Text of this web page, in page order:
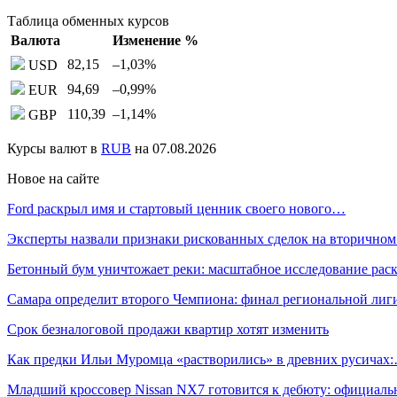
Таблица обменных курсов
Валюта
Изменение %
USD
82,15 –1,03%
EUR
94,69 –0,99%
GBP
110,39 –1,14%
Курсы валют в RUB на 07.08.2026
Новое на сайте
Ford раскрыл имя и стартовый ценник своего нового…
Эксперты назвали признаки рискованных сделок на
Бетонный бум уничтожает реки: масштабное исследование
Самара определит второго Чемпиона: финал региональной
Срок безналоговой продажи квартир хотят изменить
Как предки Ильи Муромца «растворились» в древних
Младший кроссовер Nissan NX7 готовится к дебюту: